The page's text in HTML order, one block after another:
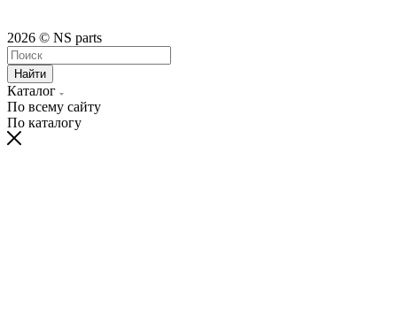
2026 © NS parts
Найти
Каталог
По всему сайту
По каталогу